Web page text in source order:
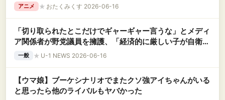
アニメ ★ おたくみくす 2026-06-16
「切り取られたとこだけでギャーギャー言うな」とメディ
ア関係者が野党議員を擁護、「経済的に厳しい子が自衛
隊」発言は全体を見れば違う
一般 ★ U-1 NEWS 2026-06-16
【ウマ娘】ブーケシナリオでまたクソ強アイちゃんがいる
と思ったら他のライバルもヤバかった